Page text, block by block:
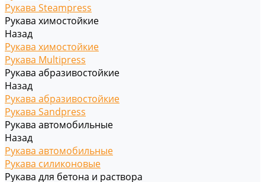
Рукава Steampress
Рукава химостойкие
Назад
Рукава химостойкие
Рукава Multipress
Рукава абразивостойкие
Назад
Рукава абразивостойкие
Рукава Sandpress
Рукава автомобильные
Назад
Рукава автомобильные
Рукава силиконовые
Рукава для бетона и раствора